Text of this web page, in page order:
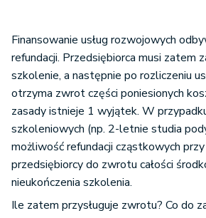
Finansowanie usług rozwojowych
refundacji. Przedsiębiorca musi zatem
szkolenie, a następnie po rozliczeniu
otrzyma zwrot części poniesionych
zasady istnieje 1 wyjątek. W
szkoleniowych (np. 2-letnie studia
możliwość refundacji cząstkowych
przedsiębiorcy do zwrotu całości
nieukończenia szkolenia.
Ile zatem przysługuje zwrotu? Co do